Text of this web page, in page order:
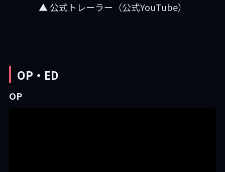
▲ 公式トレーラー（公式YouTube）
OP・ED
OP